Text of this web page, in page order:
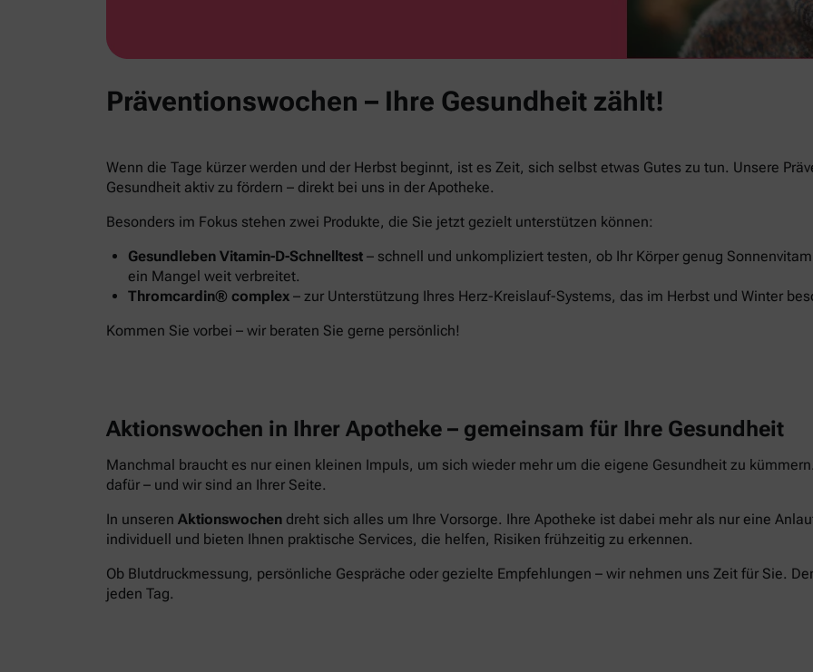
Präventionswochen – Ihre Gesundheit zählt!
Wenn die Tage kürzer werden und der Herbst beginnt, ist es Zeit, sich selbst etwas Gutes zu tun. Unsere
Gesundheit aktiv zu fördern – direkt bei uns in der Apotheke.
Besonders im Fokus stehen zwei Produkte, die Sie jetzt gezielt unterstützen können:
Gesundleben Vitamin-D-Schnelltest – schnell und unkompliziert testen, ob Ihr Körper genug
ein Mangel weit verbreitet.
Thromcardin® complex – zur Unterstützung Ihres Herz-Kreislauf-Systems, das im Herbst und Winter
Kommen Sie vorbei – wir beraten Sie gerne persönlich!
Aktionswochen in Ihrer Apotheke – gemeinsam für Ihre Gesundheit
Manchmal braucht es nur einen kleinen Impuls, um sich wieder mehr um die eigene Gesundheit zu
dafür – und wir sind an Ihrer Seite.
In unseren Aktionswochen dreht sich alles um Ihre Vorsorge. Ihre Apotheke ist dabei mehr als nur eine
individuell und bieten Ihnen praktische Services, die helfen, Risiken frühzeitig zu erkennen.
Ob Blutdruckmessung, persönliche Gespräche oder gezielte Empfehlungen – wir nehmen uns Zeit für Sie.
jeden Tag.